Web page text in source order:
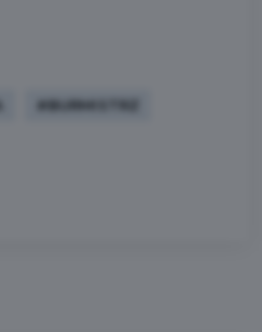
#BURMISTRZ